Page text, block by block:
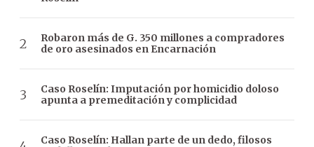
Robaron más de G. 350 millones a compradores
de oro asesinados en Encarnación
Caso Roselín: Imputación por homicidio doloso
apunta a premeditación y complicidad
Caso Roselín: Hallan parte de un dedo, filosos